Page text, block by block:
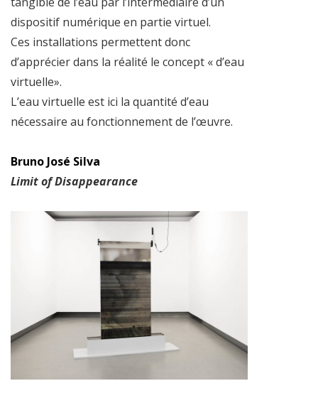
dispositif numérique en partie virtuel.
Ces installations permettent donc
d’apprécier dans la réalité le concept « d’eau
virtuelle».
L’eau virtuelle est ici la quantité d’eau
nécessaire au fonctionnement de l’œuvre.
Bruno José Silva
Limit of Disappearance